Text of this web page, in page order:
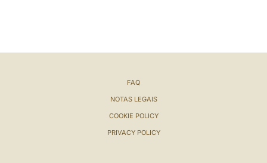
FAQ
NOTAS LEGAIS
COOKIE POLICY
PRIVACY POLICY